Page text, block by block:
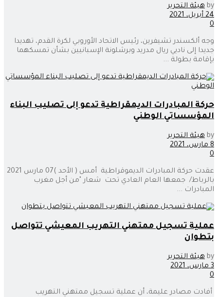
by هيئة التحرير
24 أبريل، 2021
0
وجه ألكسندر تشيفرين، رئيس الاتحاد الأوروبي لكرة القدم، تهديدا
جديدا إلى ناديي ريال مدريد وبرشلونة الإسبانيين بشأن تمسكهما
بإقامة بطولة ...
حركة المبادرات الديمقراطية تدعو إلى تصليب البناء
المؤسساتي الوطني
by هيئة التحرير
8 مارس، 2021
0
عقدت حركة المبادرات الديموقراطية أمس ( الأحد )07 مارس 2021
بالرباط/ جمعها العام العادي تحت شعار "من أجل مغرب
المبادرات ...
عملية تسجيل ممتهني التهريب المعيشي تتواصل
بتطوان
by هيئة التحرير
3 مارس، 2021
0
أفادت مصادر عليمة، أن عملية تسجيل ممتهني التهريب